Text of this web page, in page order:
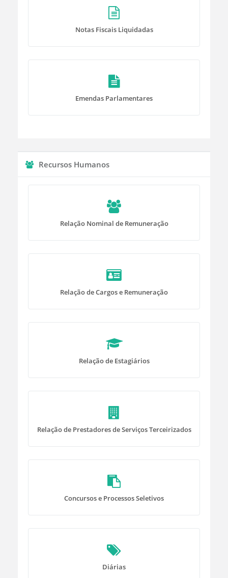
Notas Fiscais Liquidadas
Emendas Parlamentares
Recursos Humanos
Relação Nominal de Remuneração
Relação de Cargos e Remuneração
Relação de Estagiários
Relação de Prestadores de Serviços Terceirizados
Concursos e Processos Seletivos
Diárias